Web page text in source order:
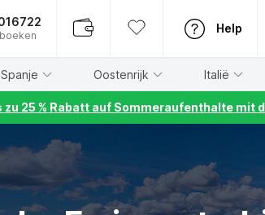
Help
Spanje Oostenrijk Italië
zu 25 % Rabatt auf Sommeraufenthalte mit